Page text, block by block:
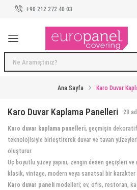
+90 212 272 40 03Duvar Panelleri
Duvar Panelleri
Kreatif Koleksiyon
Taş Duvar Kaplama Panelleri
Beton Duvar Kaplama Panelleri
Tuğla Duvar Kaplama Panelleri
Ahşap Duvar Kaplama Panelleri
Karo Duvar Kaplama Panelleri
Ana Sayfa Karo Duvar
Karo Duvar Kaplama Panelleri 28
Karo duvar kaplama panelleri, geçmişin
teknolojisiyle birleştirerek duvar ve tavan
oluşturur.
Üç boyutlu yüzey yapısı, zengin desen geçişleri
klasik, vintage, modern veya sanatsal bir karakter
Karo duvar paneli modelleri; ev, ofis, restoran,